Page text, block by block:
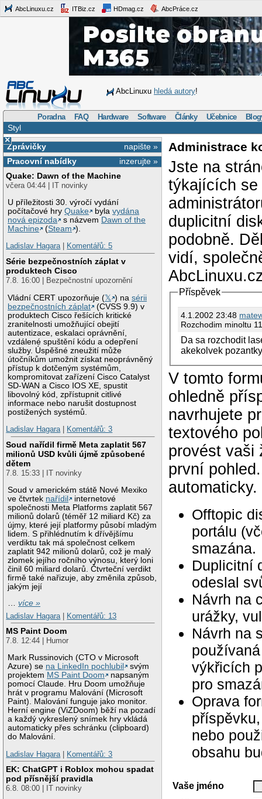
AbcLinuxu.cz ITBiz.cz HDmag.cz AbcPráce.cz
AbcLinuxu hledá autory!
Poradna FAQ Hardware Software Články Učebnice
Styl
×
napište »
Zprávičky
inzerujte »
Pracovní nabídky
Quake: Dawn of the Machine
včera 04:44 | IT novinky
U příležitosti 30. výročí vydání
počítačové hryQuake bylavydána
nová epizoda
s názvem Dawn of the
Machine
(Steam ).
Ladislav Hagara| Komentářů: 5
Série bezpečnostních záplat v
produktech Cisco
7.8. 16:00 | Bezpečnostní upozornění
Vládní CERT upozorňuje (𝕏 ) nasérii
bezpečnostních záplat
(CVSS 9.9) v
produktech Cisco řešících kritické
zranitelnosti umožňující obejití
autentizace, eskalaci oprávnění,
vzdálené spuštění kódu a odepření
služby. Úspěšné zneužití může
útočníkům umožnit získat neoprávněný
přístup k dotčeným systémům,
kompromitovat zařízení Cisco Catalyst
SD-WAN a Cisco IOS XE, spustit
libovolný kód, zpřístupnit citlivé
informace nebo narušit dostupnost
postižených systémů.
Ladislav Hagara| Komentářů: 3
Soud nařídil firmě Meta zaplatit 567
milionů USD kvůli újmě způsobené
dětem
7.8. 15:33 | IT novinky
Soud v americkém státě Nové Mexiko
ve čtvrtek nařídil
internetové
společnosti Meta Platforms zaplatit 567
milionů dolarů (téměř 12 miliard Kč) za
újmy, které její platformy působí mladým
lidem. S přihlédnutím k dřívějšímu
verdiktu tak má společnost celkem
zaplatit 942 milionů dolarů, což je malý
zlomek jejího ročního výnosu, který loni
činil 60 miliard dolarů. Čtvrteční verdikt
firmě také nařizuje, aby změnila způsob,
jakým její
…více »
Ladislav Hagara
Komentářů: 13
MS Paint Doom
7.8. 12:44 | Humor
Mark Russinovich (CTO v Microsoft
Azure) se na LinkedIn pochlubil
svým
projektem MS Paint Doom
napsaným
pomocí Claude. Hru Doom umožňuje
hrát v programu Malování (Microsoft
Paint). Malování funguje jako monitor.
Herní engine (ViZDoom) běží na pozadí
a každý vykreslený snímek hry vkládá
automaticky přes schránku (clipboard)
do Malování.
Ladislav Hagara
Komentářů: 3
EK: ChatGPT i Roblox mohou spadat
pod přísnější pravidla
6.8. 08:00 | IT novinky
Administrace
Jste na
týkajících se
duplicitní
podobně.
vidí,
Příspěvek
4.1.2002 23:48
Rozchodim minoltu
Da sa rozchodit
akekolvek
V tomto
ohledně
navrhujete
textového
provést vaši
první
automaticky.
Offtopic
portálu
smazána.
Duplicitní
odeslal
Návrh na
urážky,
Návrh na
výkřicích
pro
Oprava
nebo
obsahu
Vaše jméno